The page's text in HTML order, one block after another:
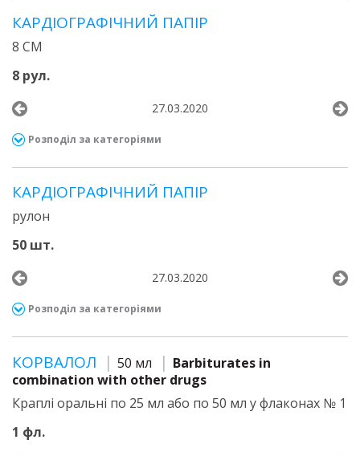
КАРДІОГРАФІЧНИЙ ПАПІР
8 СМ
8 рул.
27.03.2020
Розподіл за категоріями
КАРДІОГРАФІЧНИЙ ПАПІР
рулон
50 шт.
27.03.2020
Розподіл за категоріями
КОРВАЛОЛ 50 мл
Barbiturates in
combination with other drugs
Краплі оральні по 25 мл або по 50 мл у флаконах № 1
1 фл.